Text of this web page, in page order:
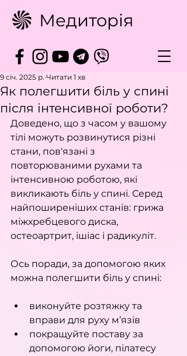
Медиторія
Як полегшити біль у спині
після інтенсивної роботи?
9 січ. 2025 р. Читати 1 хв
Доведено, що з часом у вашому
тілі можуть розвинутися різні
стани, пов'язані з
повторюваними рухами та
інтенсивною роботою, які
викликають біль у спині. Серед
найпоширеніших станів: грижа
міжхребцевого диска,
остеоартрит, ішіас і радикуліт.
Ось поради, за допомогою яких
можна полегшити біль у спині:
виконуйте розтяжку та
вправи для руху м’язів
покращуйте поставу за
допомогою йоги, пілатесу